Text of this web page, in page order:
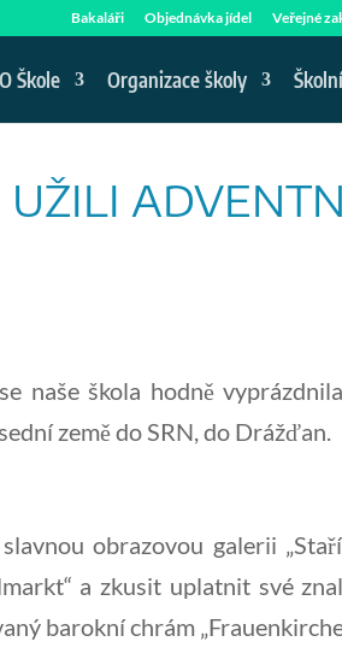
Bakaláři Objednávka jídel Veřejné
O Škole Organizace školy
UŽILI
naše škola hodně
země do SRN, do Drážďan.
obrazovou galerii
a zkusit uplatnit své
barokní chrám